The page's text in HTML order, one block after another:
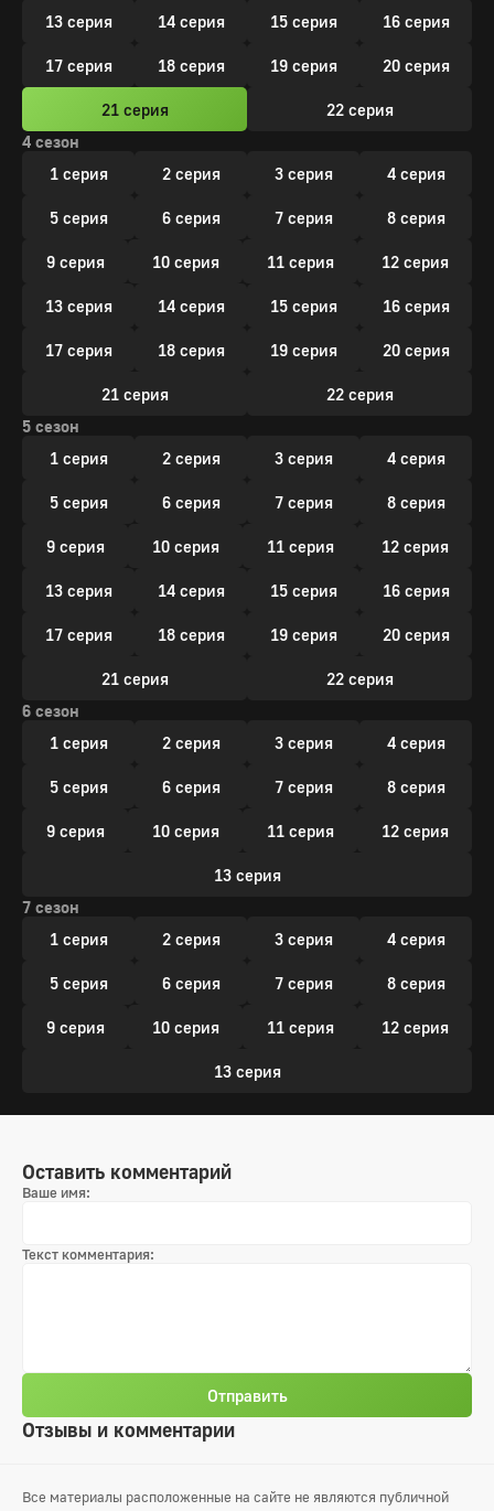
13 серия 14 серия 15 серия 16 серия
17 серия 18 серия 19 серия 20 серия
21 серия
22 серия
4 сезон
1 серия
2 серия 3 серия 4 серия
5 серия 6 серия 7 серия 8 серия
9 серия 10 серия 11 серия 12 серия
13 серия 14 серия 15 серия 16 серия
17 серия 18 серия 19 серия 20 серия
21 серия
22 серия
5 сезон
1 серия
2 серия 3 серия 4 серия
5 серия 6 серия 7 серия 8 серия
9 серия 10 серия 11 серия 12 серия
13 серия 14 серия 15 серия 16 серия
17 серия 18 серия 19 серия 20 серия
21 серия
22 серия
6 сезон
1 серия
2 серия 3 серия 4 серия
5 серия 6 серия 7 серия 8 серия
9 серия 10 серия 11 серия 12 серия
13 серия
7 сезон
1 серия
2 серия 3 серия 4 серия
5 серия 6 серия 7 серия 8 серия
9 серия 10 серия 11 серия 12 серия
13 серия
Отзывы и комментарии
Оставить комментарий
Ваше имя:
Текст комментария:
Отправить
Все материалы расположенные на сайте не являются публичной